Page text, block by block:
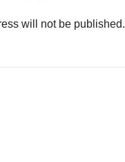
will not be published.